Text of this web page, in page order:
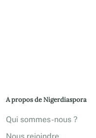
A propos de Nigerdiaspora
Qui sommes-nous ?